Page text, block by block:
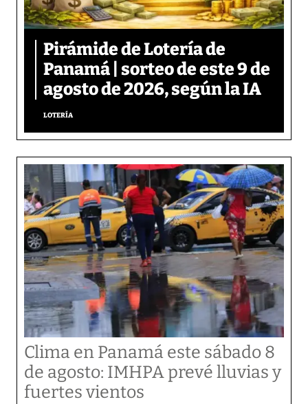
Pirámide de Lotería de
Panamá | sorteo de este 9 de
agosto de 2026, según la IA
LOTERÍA
Clima en Panamá este sábado 8
de agosto: IMHPA prevé lluvias y
fuertes vientos